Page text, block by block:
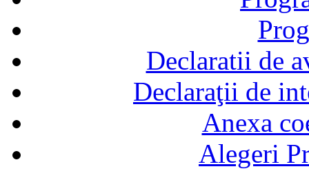
Declaratii de
Declaraţii de
Anexa
Alegeri